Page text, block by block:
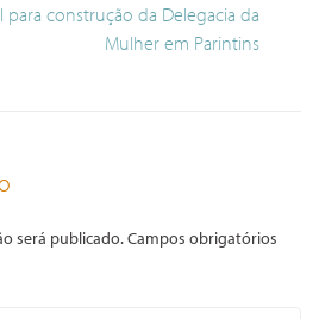
para construção da Delegacia da
Mulher em Parintins
será publicado.Campos obrigatórios